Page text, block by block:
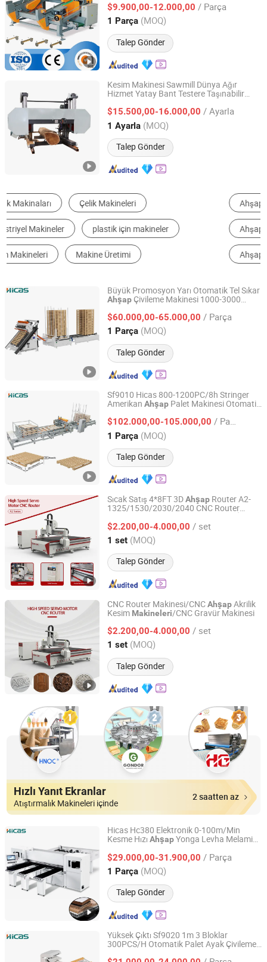
$9.900,00-12.000,00 / Parça
1 Parça (MOQ)
Talep Gönder
Shandong, China Fiyat 2016
Kesim Makinesi Sawmill Dünya Ağır
Hizmet Yatay Bant Testere Taşınabilir
Makineleri
$15.500,00-16.000,00 / Ayarla
1 Ayarla (MOQ)
Talep Gönder
Shandong Zouping Shuanghuan Machinery
Manufacturing Co., Ltd.
Shandong, China Fiyat 2015
Ahşap Oyma Makinesi Ahşap Testere Makinesi
Ahşap Pelet Mili
Ahşap Kırıcı Ahşap Oluk Tezgahı
Büyük Promosyon Yarı Otomatik Tel Sıkar
Ahşap Çivileme Makinesi 1000-3000
Satılık
$60.000,00-65.000,00 / Parça
1 Parça (MOQ)
Talep Gönder
Qingdao High-Class Service Import & Export Co., Ltd.
Shandong, China Fiyat 2016
Sf9010 Hicas 800-1200PC/8h Stringer
Amerikan Ahşap Palet Makinesi Otomatik
Çivileme Makinesi
$102.000,00-105.000,00 / Parça
1 Parça (MOQ)
Talep Gönder
Qingdao High-Class Service Import & Export Co., Ltd.
Shandong, China Fiyat 2016
Sıcak Satış 4*8FT 3DAhşap Router A2-
1325/1530/2030/2040 CNC Router
Gravür Router
$2.200,00-4.000,00 / set
1 set (MOQ)
Talep Gönder
Jinan Sign CNC Equipment Co., Ltd.
Shandong, China Fiyat 2018
CNC Router Makinesi/CNCAhşapAkrilik
Kesim Makineleri/CNC Gravür Makinesi
$2.200,00-4.000,00 / set
1 set (MOQ)
Talep Gönder
Jinan Sign CNC Equipment Co., Ltd.
Shandong, China Fiyat 2018
Hızlı Yanıt Ekranlar
Atıştırmalık Makineleri içinde
2 saatten az
Hicas Hc380 Elektronik 0-100m/Min
Kesme Hızı AhşapYonga Levha Melamin
$29.000,00-31.900,00 / Parça
1 Parça (MOQ)
Talep Gönder
Qingdao High-Class Service Import & Export Co., Ltd.
Shandong, China Fiyat 2016
Yüksek Çıktı Sf9020 1m 3 Bloklar
300PCS/H Otomatik Palet Ayak Çivileme
Qingdao High-Class Service Import & Export Co., Ltd.